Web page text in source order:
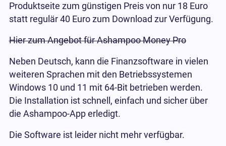
Produktseite zum günstigen Preis von nur 18 Euro
statt regulär 40 Euro zum Download zur Verfügung.
Hier zum Angebot für Ashampoo Money Pro
Neben Deutsch, kann die Finanzsoftware in vielen
weiteren Sprachen mit den Betriebssystemen
Windows 10 und 11 mit 64-Bit betrieben werden.
Die Installation ist schnell, einfach und sicher über
die Ashampoo-App erledigt.
Die Software ist leider nicht mehr verfügbar.